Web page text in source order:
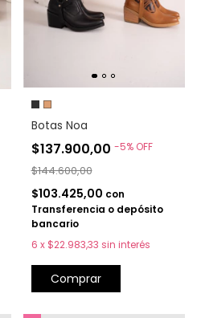
Botas Noa
$137.900,00 -5% OFF
$144.600,00
$103.425,00 con
Transferencia o depósito
bancario
6 x $22.983,33 sin interés
Comprar